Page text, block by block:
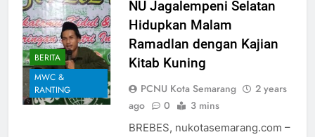
BERITA
MWC &
RANTING
NU Jagalempeni Selatan
Hidupkan Malam
Ramadlan dengan Kajian
Kitab Kuning
PCNU Kota Semarang
2 years
ago
0 3 mins
BREBES, nukotasemarang.com –